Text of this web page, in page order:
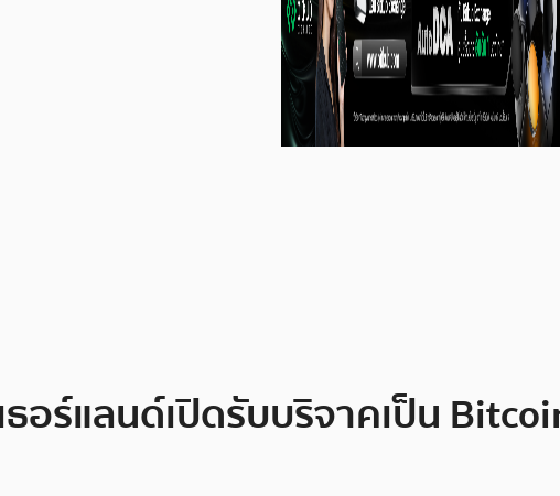
อร์แลนด์เปิดรับบริจาคเป็น